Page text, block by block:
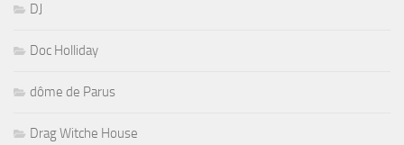
DJ
Doc Holliday
dôme de Parus
Drag Witche House